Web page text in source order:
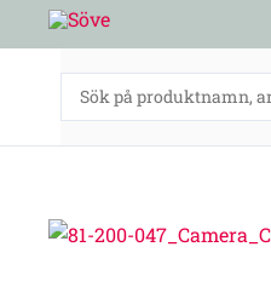
Hoppa
till
innehåll